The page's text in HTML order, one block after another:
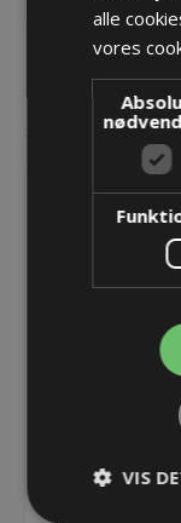
FIXABLE
34,03 kr.
alle
vores
VIS